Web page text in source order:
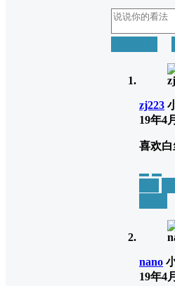
zj223
19年4
喜欢白
nano
19年4